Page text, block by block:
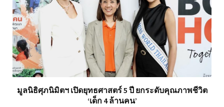
มูลนิธิศุภนิมิตฯ เปิดยุทธศาสตร์ 5 ปี ยกระดับคุณภาพชีวิต
‘เด็ก 4 ล้านคน’